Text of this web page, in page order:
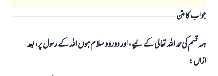
جواب کا متن
ہمہ قسم کی حمد اللہ تعالی کے لیے، اور دورو و سلام ہوں اللہ کے رسول پر، بعد
ازاں: